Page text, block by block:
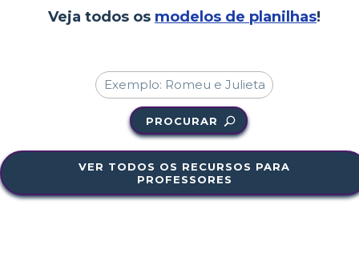
Veja todos os modelos de planilhas!
PROCURAR
VER TODOS OS RECURSOS PARA
PROFESSORES